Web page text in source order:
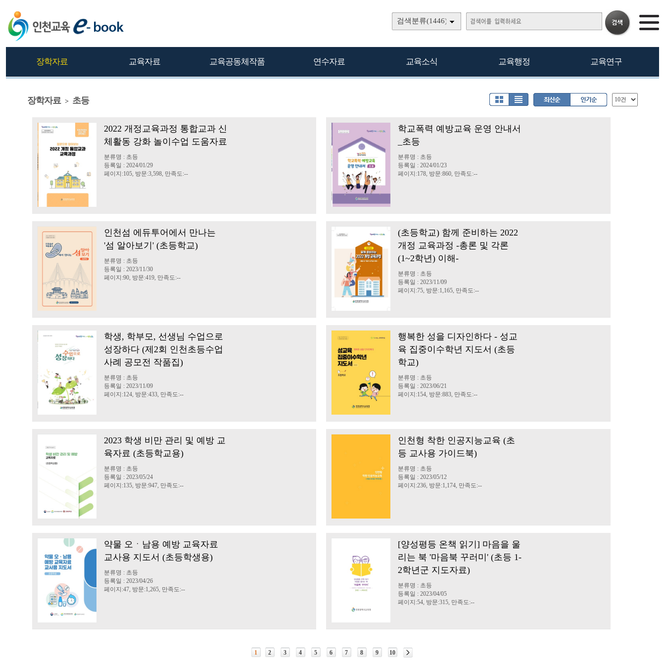
검색분류(1446)
장학자료 교육자료 교육공동체작품 연수자료 교육소식 교육행정 교육연구
장학자료 > 초등
2022 개정교육과정 통합교과 신
체활동 강화 놀이수업 도움자료
분류명 : 초등
등록일 : 2024/01/29
페이지:105, 방문:3,598, 만족도:--
학교폭력 예방교육 운영 안내서
_초등
분류명 : 초등
등록일 : 2024/01/23
페이지:178, 방문:860, 만족도:--
인천섬 에듀투어에서 만나는
'섬 알아보기' (초등학교)
분류명 : 초등
등록일 : 2023/11/30
페이지:90, 방문:419, 만족도:--
(초등학교) 함께 준비하는 2022
개정 교육과정 -총론 및 각론
(1~2학년) 이해-
분류명 : 초등
등록일 : 2023/11/09
페이지:75, 방문:1,165, 만족도:--
학생, 학부모, 선생님 수업으로
성장하다 (제2회 인천초등수업
사례 공모전 작품집)
분류명 : 초등
등록일 : 2023/11/09
페이지:124, 방문:433, 만족도:--
행복한 성을 디자인하다 - 성교
육 집중이수학년 지도서 (초등
학교)
분류명 : 초등
등록일 : 2023/06/21
페이지:154, 방문:883, 만족도:--
2023 학생 비만 관리 및 예방 교
육자료 (초등학교용)
분류명 : 초등
등록일 : 2023/05/24
페이지:135, 방문:947, 만족도:--
인천형 착한 인공지능교육 (초
등 교사용 가이드북)
분류명 : 초등
등록일 : 2023/05/12
페이지:236, 방문:1,174, 만족도:--
약물 오ㆍ남용 예방 교육자료
교사용 지도서 (초등학생용)
분류명 : 초등
등록일 : 2023/04/26
페이지:47, 방문:1,265, 만족도:--
[양성평등 온책 읽기] 마음을 울
리는 북 '마음북 꾸러미' (초등 1-
2학년군 지도자료)
분류명 : 초등
등록일 : 2023/04/05
페이지:54, 방문:315, 만족도:--
1 2 3 4 5 6 7 8 9 10